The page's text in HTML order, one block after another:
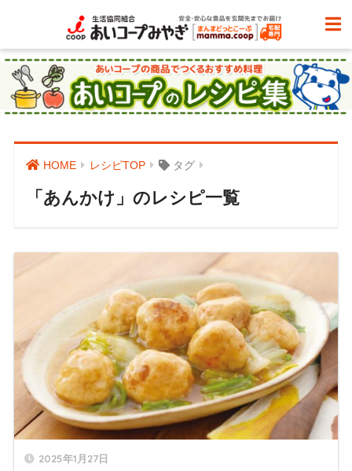
HOME レシピTOP タグ
「あんかけ」のレシピ一覧
2025年1月27日